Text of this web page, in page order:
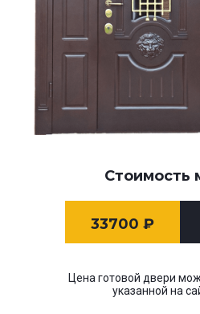
Стоимость
33700 ₽
Цена готовой двери
указанной на